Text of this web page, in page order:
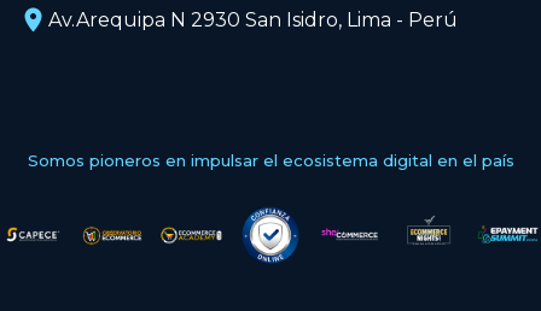
Av.Arequipa N 2930 San Isidro, Lima - Perú
Somos pioneros en impulsar el ecosistema digital en el país